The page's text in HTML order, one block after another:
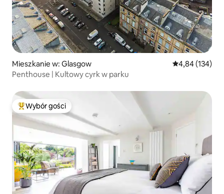
Mieszkanie w: Glasgow Średnia
4,84 (134)
Penthouse | Kultowy cyrk w parku
Najpopularniejsze z kategorii Wybór gości
Wybór gości